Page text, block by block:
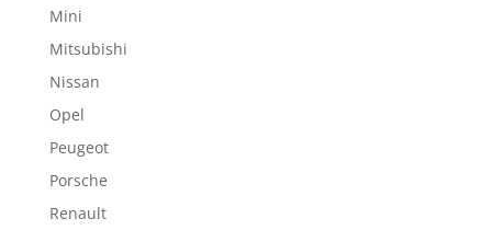
Mini
Mitsubishi
Nissan
Opel
Peugeot
Porsche
Renault